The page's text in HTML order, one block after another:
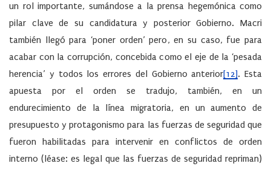
un rol importante, sumándose a la prensa hegemónica como
pilar clave de su candidatura y posterior Gobierno. Macri
también llegó para ‘poner orden’ pero, en su caso, fue para
acabar con la corrupción, concebida como el eje de la ‘pesada
herencia’ y todos los errores del Gobierno anterior[12]. Esta
apuesta por el orden se tradujo, también, en un
endurecimiento de la línea migratoria, en un aumento de
presupuesto y protagonismo para las fuerzas de seguridad que
fueron habilitadas para intervenir en conflictos de orden
interno (léase: es legal que las fuerzas de seguridad repriman)